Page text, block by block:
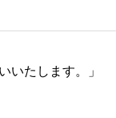
いたします。」